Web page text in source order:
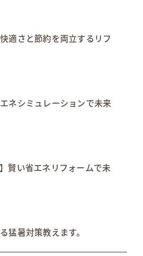
適さと節約を両立するリフ
ネシミュレーションで未来
賢い省エネリフォームで未
猛暑対策教えます。